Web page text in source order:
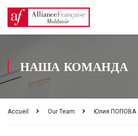
НАША КОМАНДА
Accueil Our Team Юлия ПОПОВА